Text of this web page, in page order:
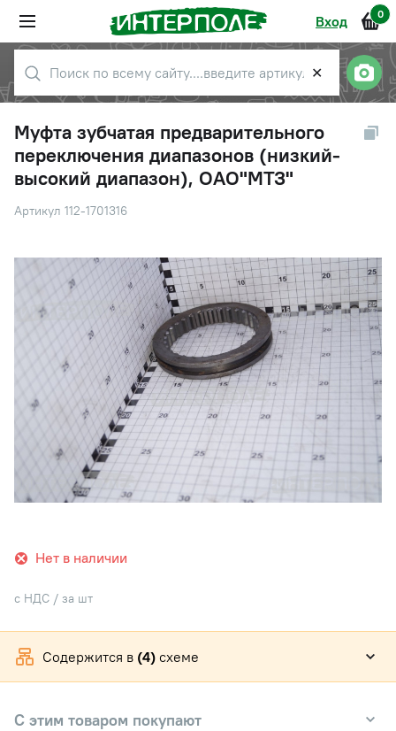
Вход 0
✕
Муфта зубчатая предварительного
переключения диапазонов (низкий-
высокий диапазон), ОАО"МТЗ"
Артикул 112-1701316
Нет в наличии
с НДС / за шт
Содержится в (4) схеме
С этим товаром покупают